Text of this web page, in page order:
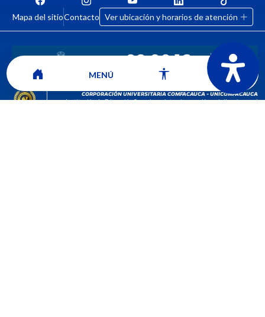
Mapa del sitioContacto Ver ubicación y horarios de atención
CORPORACIÓN UNIVERSITARIA COMFACAUCA - UNICOMFACAUCA
Institución de Educación Superior sujeta a inspección y vigilancia por el
MENÚ